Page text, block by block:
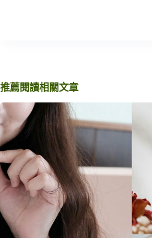
推薦閱讀相關文章